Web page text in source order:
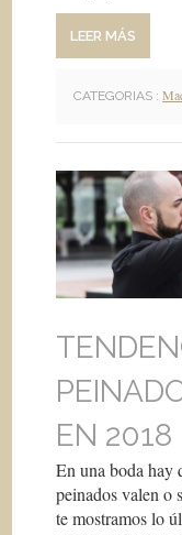
LEER MÁS
CATEGORIAS :
EN 2018
En una boda hay
peinados valen o
te mostramos lo